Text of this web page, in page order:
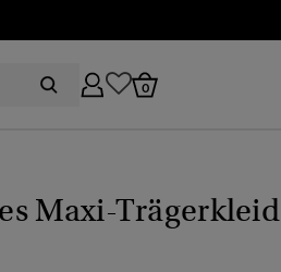
0
Maxi-Trägerkleid